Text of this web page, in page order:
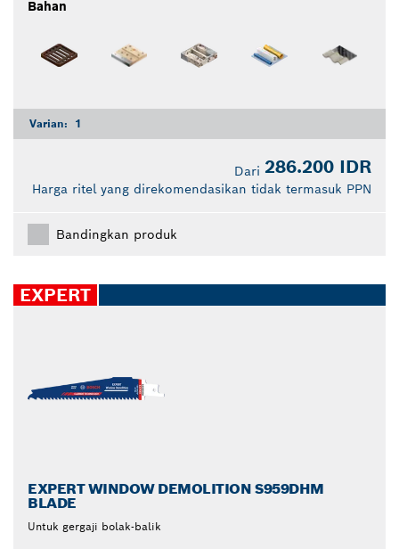
Bahan
Varian: 1
Dari 286.200 IDR
Harga ritel yang direkomendasikan tidak termasuk PPN
Bandingkan produk
EXPERT
EXPERT WINDOW DEMOLITION S959DHM
BLADE
Untuk gergaji bolak-balik